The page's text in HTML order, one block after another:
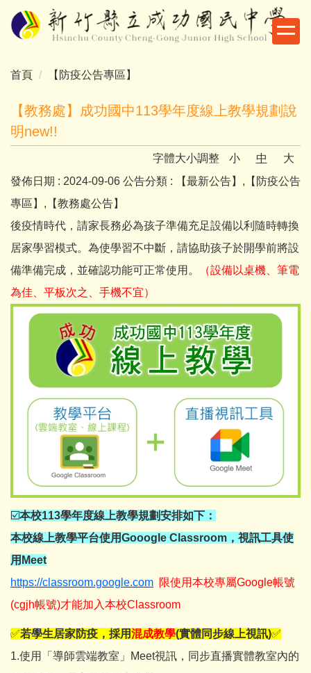
跳
到
內
首頁 【防疫公告專區】
【教務處】成功國中113學年度線上教學規劃說
明new!!
字體大小調整 小 中
大
發佈日期 : 2024-09-06 公告分類 :
【最新公告】,【防疫公告
專區】,【教務處公告】
後疫情時代，請家長務必為孩子準備充足設備以利隨時轉換
居家學習模式。為使學習不中斷，請協助孩子於開學前將設
備準備完成，並確認功能可正常使用。
（設備以桌機、筆電
為佳、平板次之、手機不宜）
☑️本校113學年度線上教學規劃安排如下：
本校線上教學平台使用Gooogle Classroom，視訊工具使
用Meet
https://classroom.google.com 限使用本校專屬Google帳號
(cgjh帳號)才能加入本校Classroom
✅若學生居家防疫，採用混成教學(實體同步線上視訊)✅
1.使用「導師雲端教室」Meet視訊，同步直播實體教室內的